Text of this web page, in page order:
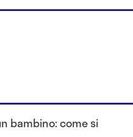
bambino: come si